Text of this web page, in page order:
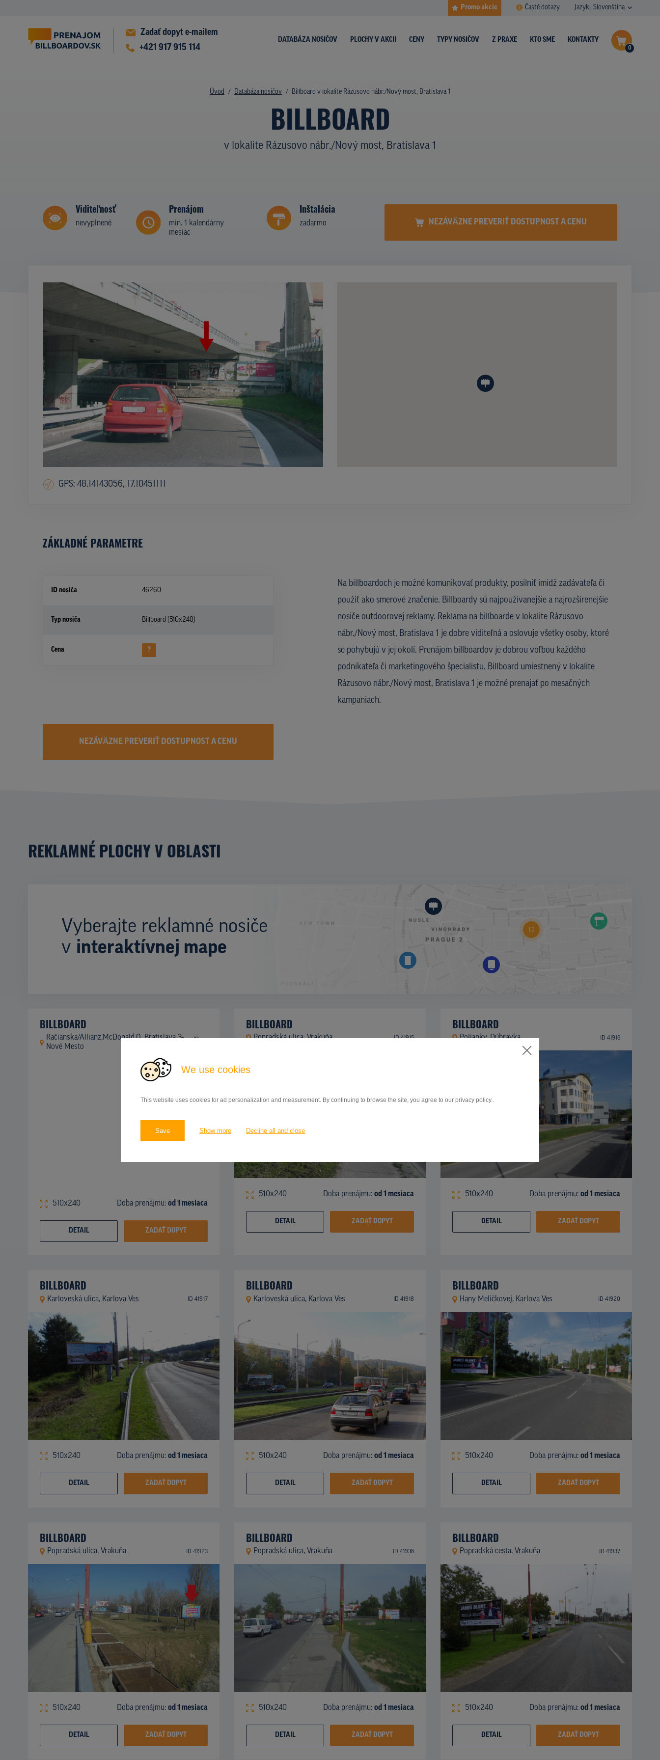
We use cookies
This website uses cookies for ad personalization and measurement. By continuing to browse the site, you agree to our privacy policy..
Save Show more Decline all and close
Promo akcie Časté dotazy Jazyk: Slovenština
Zadať dopyt e-mailem
+421 917 915 114
0
DATABÁZA NOSIČOV PLOCHY V AKCII CENY TYPY NOSIČOV Z PRAXE KTO SME KONTAKTY
Úvod Databáza nosičov Billboard v lokalite Rázusovo nábr./Nový most, Bratislava 1
BILLBOARD
v lokalite Rázusovo nábr./Nový most, Bratislava 1
Viditeľnosť
nevyplnené
Prenájom
min. 1 kalendárny
mesiac
Inštalácia
zadarmo NEZÁVÄZNE PREVERIŤ DOSTUPNOST A CENU
GPS: 48.14143056, 17.10451111
ZÁKLADNÉ PARAMETRE
ID nosiča 46260
Typ nosiča Billboard (510x240)
Cena ?
Na billboardoch je možné komunikovať produkty, posilniť imidž zadávateľa či
použiť ako smerové značenie. Billboardy sú najpoužívanejšie a najrozšírenejšie
nosiče outdoorovej reklamy. Reklama na billboarde v lokalite Rázusovo
nábr./Nový most, Bratislava 1 je dobre viditeľná a oslovuje všetky osoby, ktoré
se pohybujú v jej okolí. Prenájom billboardov je dobrou voľbou každého
podnikateľa či marketingového špecialistu. Billboard umiestnený v lokalite
Rázusovo nábr./Nový most, Bratislava 1 je možné prenajať po mesačných
kampaniach.
NEZÁVÄZNE PREVERIŤ DOSTUPNOST A CENU
REKLAMNÉ PLOCHY V OBLASTI
Vyberajte reklamné nosiče
v interaktívnej mape
BILLBOARD
Račianska/Allianz,McDonald,O, Bratislava 3-
Nové Mesto
ID
510x240 Doba prenájmu: od 1 mesiaca
DETAIL ZADAŤ DOPYT
BILLBOARD
Popradská ulica, Vrakuňa ID 41915
510x240 Doba prenájmu: od 1 mesiaca
DETAIL ZADAŤ DOPYT
BILLBOARD
Polianky, Dúbravka ID 41916
510x240 Doba prenájmu: od 1 mesiaca
DETAIL ZADAŤ DOPYT
BILLBOARD
Karloveská ulica, Karlova Ves ID 41917
510x240 Doba prenájmu: od 1 mesiaca
DETAIL ZADAŤ DOPYT
BILLBOARD
Karloveská ulica, Karlova Ves ID 41918
510x240 Doba prenájmu: od 1 mesiaca
DETAIL ZADAŤ DOPYT
BILLBOARD
Hany Meličkovej, Karlova Ves ID 41920
510x240 Doba prenájmu: od 1 mesiaca
DETAIL ZADAŤ DOPYT
BILLBOARD
Popradská ulica, Vrakuňa ID 41923
510x240 Doba prenájmu: od 1 mesiaca
DETAIL ZADAŤ DOPYT
BILLBOARD
Popradská ulica, Vrakuňa ID 41936
510x240 Doba prenájmu: od 1 mesiaca
DETAIL ZADAŤ DOPYT
BILLBOARD
Popradská cesta, Vrakuňa ID 41937
510x240 Doba prenájmu: od 1 mesiaca
DETAIL ZADAŤ DOPYT